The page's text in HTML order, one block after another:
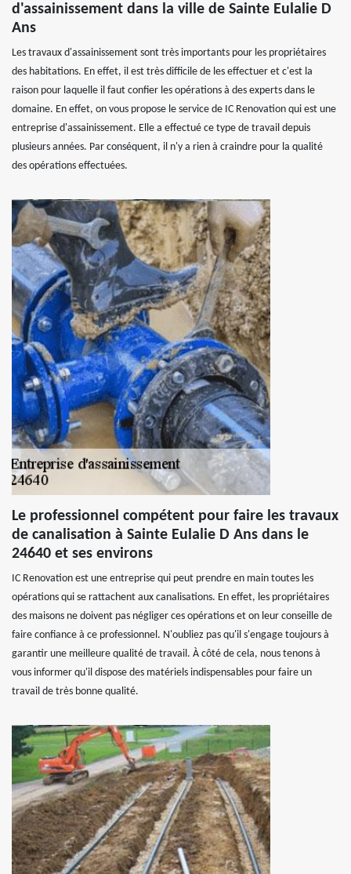
d'assainissement dans la ville de Sainte Eulalie D
Ans
Les travaux d'assainissement sont très importants pour les propriétaires
des habitations. En effet, il est très difficile de les effectuer et c'est la
raison pour laquelle il faut confier les opérations à des experts dans le
domaine. En effet, on vous propose le service de IC Renovation qui est une
entreprise d'assainissement. Elle a effectué ce type de travail depuis
plusieurs années. Par conséquent, il n'y a rien à craindre pour la qualité
des opérations effectuées.
Le professionnel compétent pour faire les travaux
de canalisation à Sainte Eulalie D Ans dans le
24640 et ses environs
IC Renovation est une entreprise qui peut prendre en main toutes les
opérations qui se rattachent aux canalisations. En effet, les propriétaires
des maisons ne doivent pas négliger ces opérations et on leur conseille de
faire confiance à ce professionnel. N'oubliez pas qu'il s'engage toujours à
garantir une meilleure qualité de travail. À côté de cela, nous tenons à
vous informer qu'il dispose des matériels indispensables pour faire un
travail de très bonne qualité.